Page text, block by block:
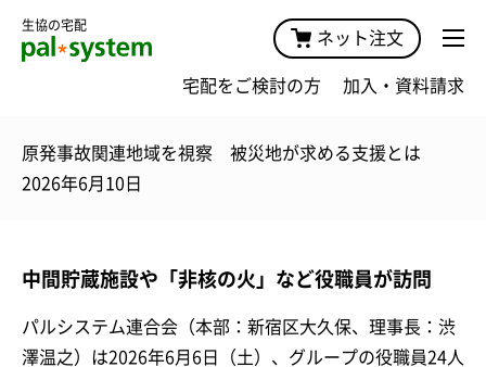
生協の宅配
ネット注文
宅配をご検討の方 加入・資料請求
原発事故関連地域を視察 被災地が求める支援とは
2026年6月10日
中間貯蔵施設や「非核の火」など役職員が訪問
パルシステム連合会（本部：新宿区大久保、理事長：渋
澤温之）は2026年6月6日（土）、グループの役職員24人